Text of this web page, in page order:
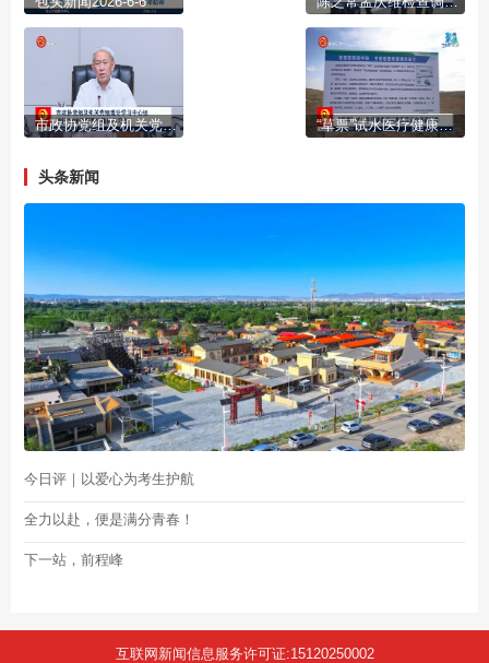
市政协党组及机关党组理论学习中心组举行2026年第四次集体学习会 “草票”试水医疗健康领域草原碳汇交易新场景
头条新闻
今日评｜以爱心为考生护航
全力以赴，便是满分青春！
下一站，前程峰
互联网新闻信息服务许可证:15120250002